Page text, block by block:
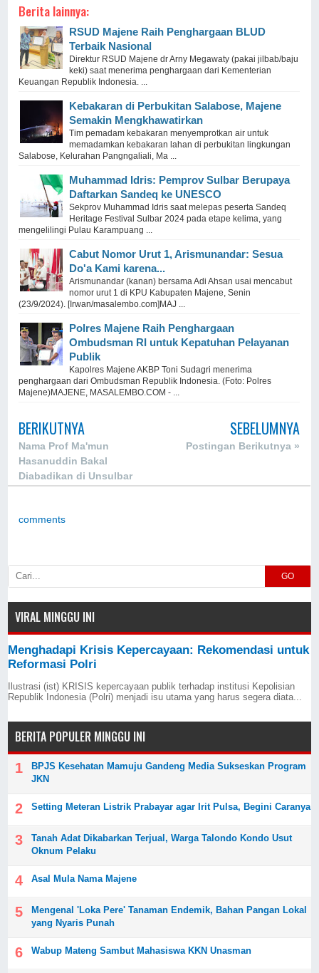
Berita lainnya:
RSUD Majene Raih Penghargaan BLUD
Terbaik Nasional
Direktur RSUD Majene dr Arny Megawaty (pakai jilbab/baju
keki) saat menerima penghargaan dari Kementerian
Keuangan Republik Indonesia. ...
Kebakaran di Perbukitan Salabose, Majene
Semakin Mengkhawatirkan
Tim pemadam kebakaran menyemprotkan air untuk
memadamkan kebakaran lahan di perbukitan lingkungan
Salabose, Kelurahan Pangngaliali, Ma ...
Muhammad Idris: Pemprov Sulbar Berupaya
Daftarkan Sandeq ke UNESCO
Sekprov Muhammad Idris saat melepas peserta Sandeq
Heritage Festival Sulbar 2024 pada etape kelima, yang
mengelilingi Pulau Karampuang ...
Cabut Nomor Urut 1, Arismunandar: Sesua
Do'a Kami karena...
Arismunandar (kanan) bersama Adi Ahsan usai mencabut
nomor urut 1 di KPU Kabupaten Majene, Senin
(23/9/2024). [Irwan/masalembo.com]MAJ ...
Polres Majene Raih Penghargaan
Ombudsman RI untuk Kepatuhan Pelayanan
Publik
Kapolres Majene AKBP Toni Sudagri menerima
penghargaan dari Ombudsman Republik Indonesia. (Foto: Polres
Majene)MAJENE, MASALEMBO.COM - ...
BERIKUTNYA
Nama Prof Ma'mun
Hasanuddin Bakal
Diabadikan di Unsulbar
SEBELUMNYA
Postingan Berikutnya »
comments
GO
VIRAL MINGGU INI
Menghadapi Krisis Kepercayaan: Rekomendasi untuk
Reformasi Polri
Ilustrasi (ist) KRISIS kepercayaan publik terhadap institusi Kepolisian
Republik Indonesia (Polri) menjadi isu utama yang harus segera diata...
BERITA POPULER MINGGU INI
BPJS Kesehatan Mamuju Gandeng Media Sukseskan Program
JKN
Setting Meteran Listrik Prabayar agar Irit Pulsa, Begini Caranya
Tanah Adat Dikabarkan Terjual, Warga Talondo Kondo Usut
Oknum Pelaku
Asal Mula Nama Majene
Mengenal 'Loka Pere' Tanaman Endemik, Bahan Pangan Lokal
yang Nyaris Punah
Wabup Mateng Sambut Mahasiswa KKN Unasman